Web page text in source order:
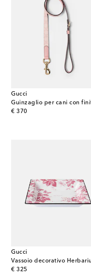
Gucci
€ 370
original price
Gucci
€ 325
original price